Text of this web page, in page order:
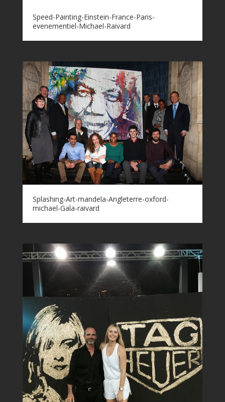
Speed-Painting-Einstein-France-Paris-
evenementiel-Michael-Raivard
Splashing-Art-mandela-Angleterre-oxford-
michael-Gala-raivard